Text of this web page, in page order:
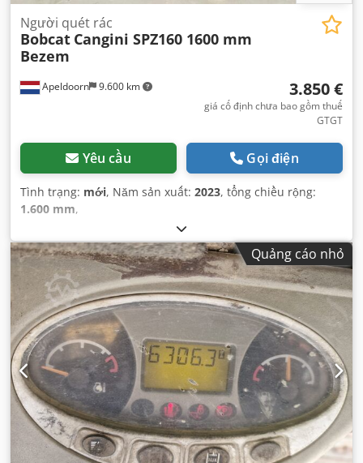
Apeldoorn 9.600 km
Người quét rác
Bobcat Cangini SPZ160 1600 mm
Bezem
3.850 €
giá cố định chưa bao gồm thuế
GTGT
Yêu cầu Gọi điện
Tình trạng: mới, Năm sản xuất: 2023, tổng chiều rộng:
1.600 mm,
Quảng cáo nhỏ